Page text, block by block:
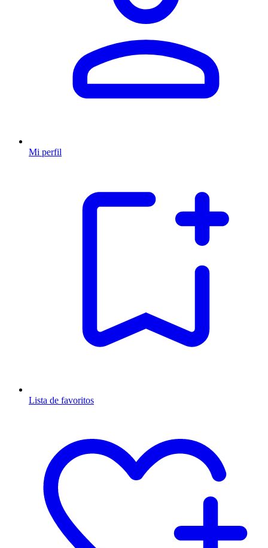
Mi perfil
Lista de favoritos